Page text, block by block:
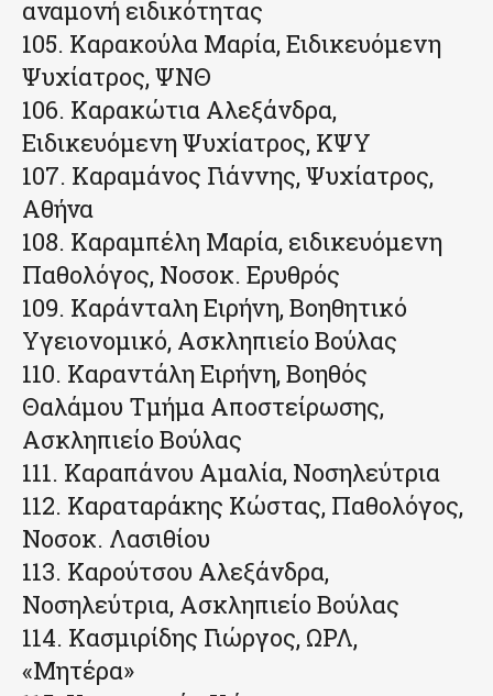
αναμονή ειδικότητας
105. Καρακούλα Μαρία, Ειδικευόμενη
Ψυχίατρος, ΨΝΘ
106. Καρακώτια Αλεξάνδρα,
Ειδικευόμενη Ψυχίατρος, ΚΨΥ
107. Καραμάνος Γιάννης, Ψυχίατρος,
Αθήνα
108. Καραμπέλη Μαρία, ειδικευόμενη
Παθολόγος, Νοσοκ. Ερυθρός
109. Καράνταλη Ειρήνη, Βοηθητικό
Υγειονομικό, Ασκληπιείο Βούλας
110. Καραντάλη Ειρήνη, Βοηθός
Θαλάμου Τμήμα Αποστείρωσης,
Ασκληπιείο Βούλας
111. Καραπάνου Αμαλία, Νοσηλεύτρια
112. Καραταράκης Κώστας, Παθολόγος,
Νοσοκ. Λασιθίου
113. Καρούτσου Αλεξάνδρα,
Νοσηλεύτρια, Ασκληπιείο Βούλας
114. Κασμιρίδης Γιώργος, ΩΡΛ,
«Μητέρα»